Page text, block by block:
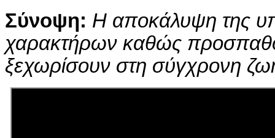
Σύνοψη: Η αποκάλυψη της
χαρακτήρων καθώς
ξεχωρίσουν στη σύγχρονη